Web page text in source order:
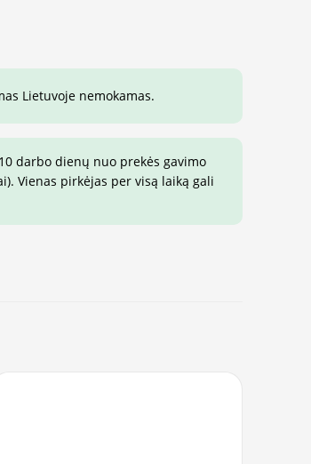
Lietuvoje nemokamas.
darbo dienų nuo prekės gavimo
Vienas pirkėjas per visą laiką gali